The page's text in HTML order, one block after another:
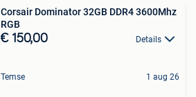
Corsair Dominator 32GB DDR4 3600Mhz
RGB
€ 150,00 Details
Temse 1 aug 26